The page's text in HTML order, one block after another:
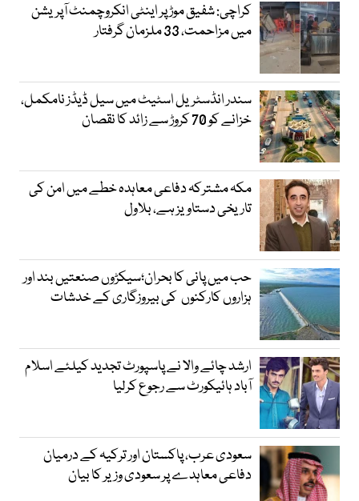
کراچی: شفیق موڑ پر اینٹی انکروچمنٹ آپریشن
میں مزاحمت، 33 ملزمان گرفتار
سندر انڈسٹریل اسٹیٹ میں سیل ڈیڈز نامکمل،
خزانے کو 70 کروڑ سے زائد کا نقصان
مکہ مشترکہ دفاعی معاہدہ خطے میں امن کی
تاریخی دستاویز ہے، بلاول
حب میں پانی کا بحران؛سیکڑوں صنعتیں بند اور
ہزاروں کارکنوں کی بیروزگاری کے خدشات
ارشد چائے والا نے پاسپورٹ تجدید کیلئے اسلام
آباد ہائیکورٹ سے رجوع کرلیا
سعودی عرب، پاکستان اور ترکیہ کے درمیان
دفاعی معاہدے پر سعودی وزیر کا بیان